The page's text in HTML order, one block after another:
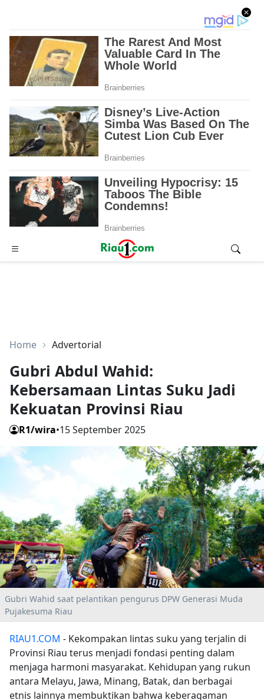
Advertisement
Home Advertorial
Gubri Abdul Wahid:
Kebersamaan Lintas Suku Jadi
Kekuatan Provinsi Riau
R1/wira•15 September 2025
Gubri Wahid saat pelantikan pengurus DPW Generasi Muda
Pujakesuma Riau
RIAU1.COM - Kekompakan lintas suku yang terjalin di
Provinsi Riau terus menjadi fondasi penting dalam
menjaga harmoni masyarakat. Kehidupan yang rukun
antara Melayu, Jawa, Minang, Batak, dan berbagai
etnis lainnya membuktikan bahwa keberagaman